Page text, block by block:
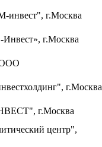
г.Москва
г.Москва
ООО
г.Москва
г.Москва
центр",